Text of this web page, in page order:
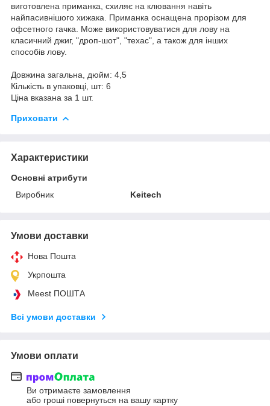
виготовлена приманка, схиляє на клювання навіть
найпасивнішого хижака. Приманка оснащена прорізом для
офсетного гачка. Може використовуватися для лову на
класичний джиг, "дроп-шот", "техас", а також для інших
способів лову.
Довжина загальна, дюйм: 4,5
Кількість в упаковці, шт: 6
Ціна вказана за 1 шт.
Приховати
Характеристики
Основні атрибути
Виробник
Keitech
Умови доставки
Нова Пошта
Укрпошта
Meest ПОШТА
Всі умови доставки
Умови оплати
Ви отримаєте замовлення
або гроші повернуться на вашу картку